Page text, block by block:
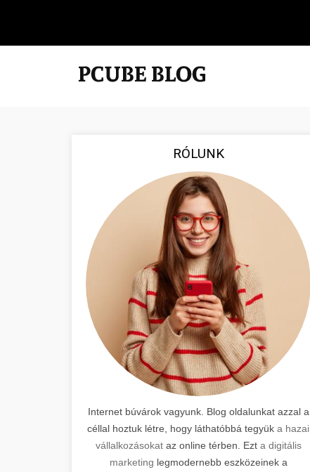
RÓLUNK
Internet búvárok vagyunk. Blog oldalunkat azzal a
céllal hoztuk létre, hogy láthatóbbá tegyük a hazai
vállalkozásokataz online térben. Ezt a digitális
marketing legmodernebb eszközeinek a